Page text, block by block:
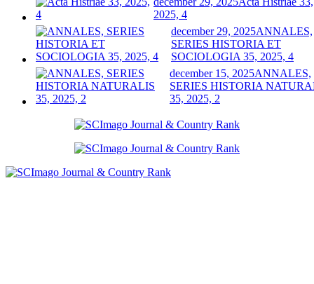
2025, 4
december 29, 2025ANNALES,
SERIES HISTORIA ET
SOCIOLOGIA 35, 2025, 4
december 15, 2025ANNALES,
SERIES HISTORIA
35, 2025, 2